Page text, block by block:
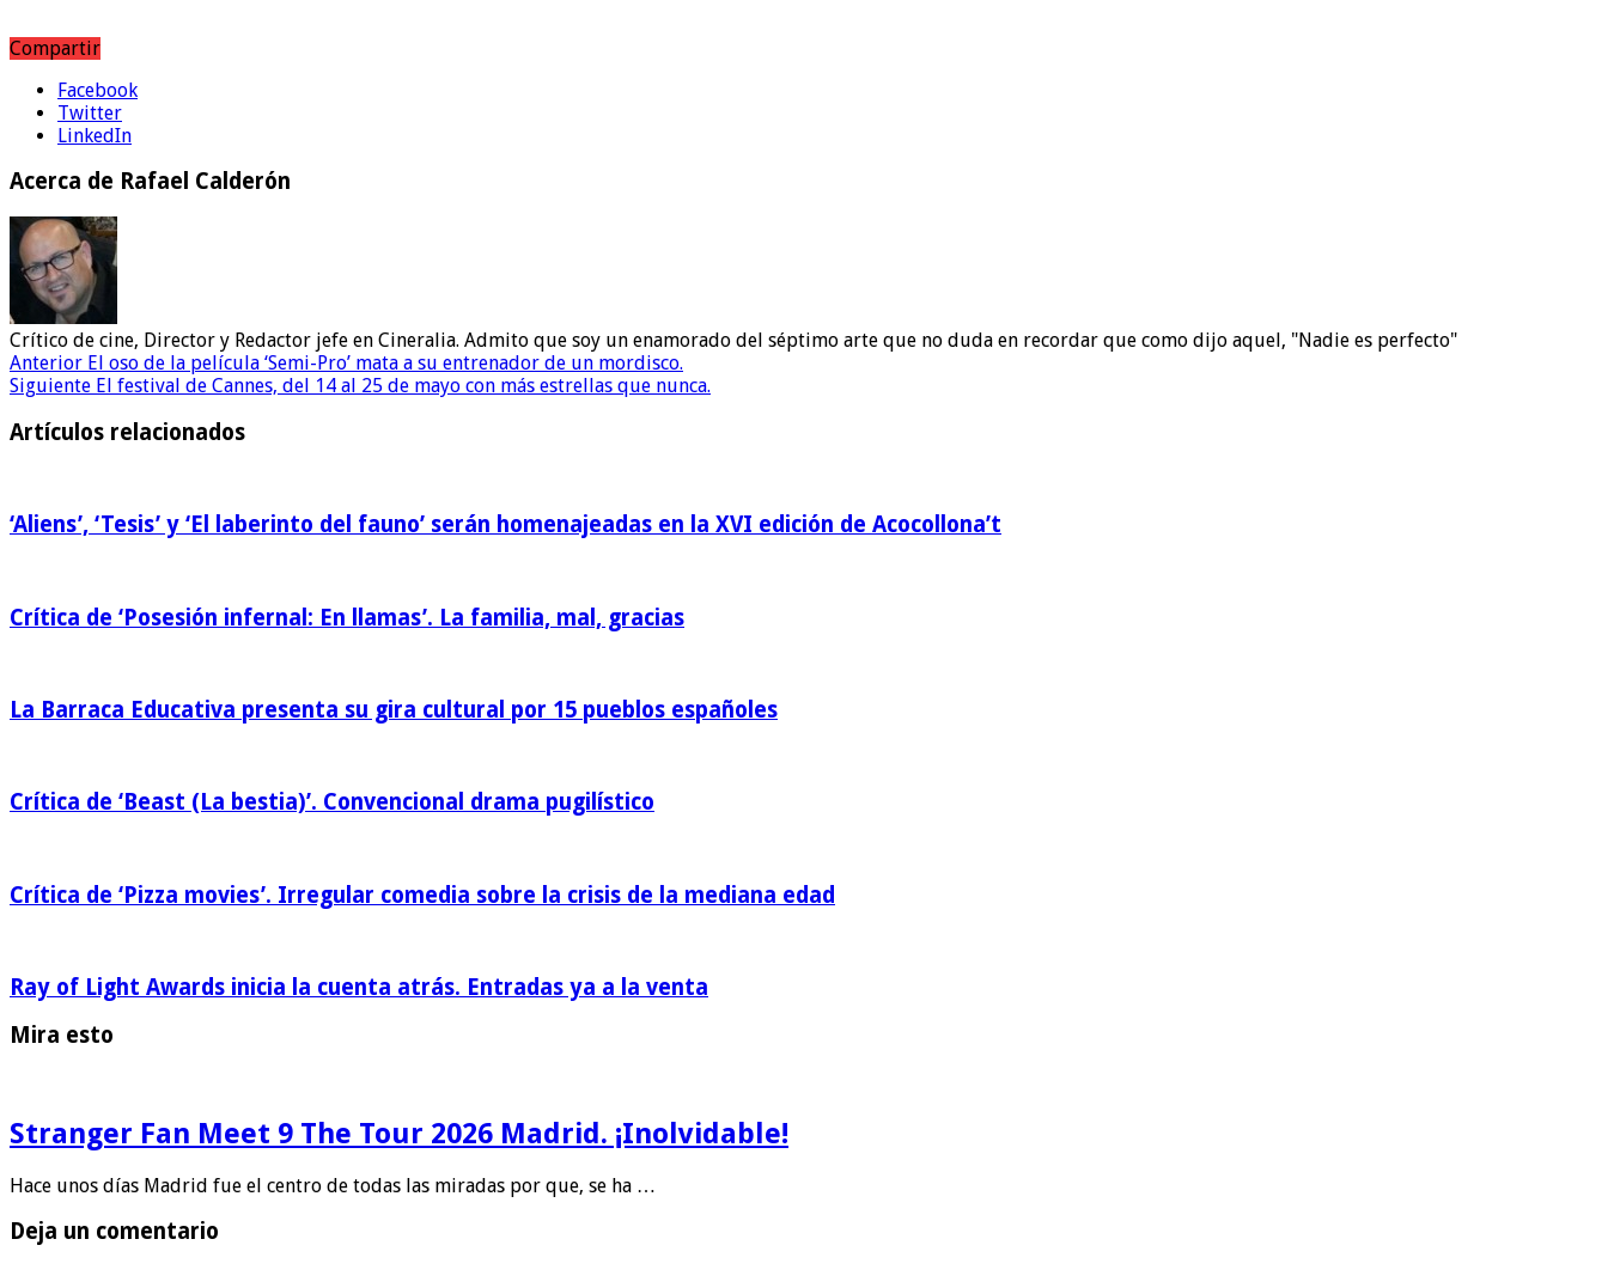
Compartir
Facebook
Twitter
LinkedIn
Acerca de Rafael Calderón
Crítico de cine, Director y Redactor jefe en Cineralia. Admito que soy un enamorado del séptimo arte que no duda en recordar que como dijo aquel, "Nadie es perfecto"
Anterior El oso de la película ‘Semi-Pro’ mata a su entrenador de un mordisco.
Siguiente El festival de Cannes, del 14 al 25 de mayo con más estrellas que nunca.
Artículos relacionados
‘Aliens’, ‘Tesis’ y ‘El laberinto del fauno’ serán homenajeadas en la XVI edición de Acocollona’t
Crítica de ‘Posesión infernal: En llamas’. La familia, mal, gracias
La Barraca Educativa presenta su gira cultural por 15 pueblos españoles
Crítica de ‘Beast (La bestia)’. Convencional drama pugilístico
Crítica de ‘Pizza movies’. Irregular comedia sobre la crisis de la mediana edad
Ray of Light Awards inicia la cuenta atrás. Entradas ya a la venta
Mira esto
Stranger Fan Meet 9 The Tour 2026 Madrid. ¡Inolvidable!
Hace unos días Madrid fue el centro de todas las miradas por que, se ha …
Deja un comentario